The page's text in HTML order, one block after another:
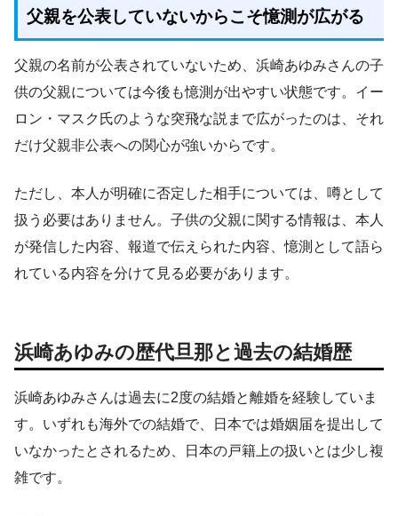
父親を公表していないからこそ憶測が広がる
父親の名前が公表されていないため、浜崎あゆみさんの子
供の父親については今後も憶測が出やすい状態です。イー
ロン・マスク氏のような突飛な説まで広がったのは、それ
だけ父親非公表への関心が強いからです。
ただし、本人が明確に否定した相手については、噂として
扱う必要はありません。子供の父親に関する情報は、本人
が発信した内容、報道で伝えられた内容、憶測として語ら
れている内容を分けて見る必要があります。
浜崎あゆみの歴代旦那と過去の結婚歴
浜崎あゆみさんは過去に2度の結婚と離婚を経験していま
す。いずれも海外での結婚で、日本では婚姻届を提出して
いなかったとされるため、日本の戸籍上の扱いとは少し複
雑です。